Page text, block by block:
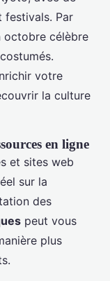
festivals. Par
octobre célèbre
votre
la culture
en ligne
et sites web
sur la
des
peut vous
plus